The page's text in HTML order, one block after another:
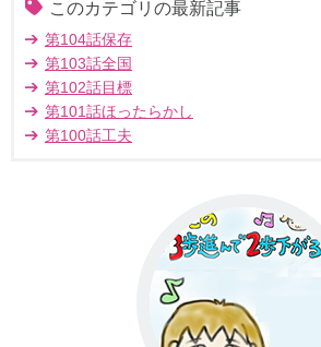
このカテゴリの最新記事
第104話保存
第103話全国
第102話目標
第101話ほったらかし
第100話工夫